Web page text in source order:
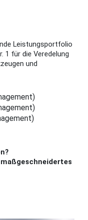
Leistungsportfolio
1 für die Veredelung
und